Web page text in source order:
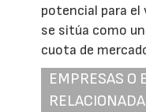
potencial para el
se sitúa como
cuota de
EMPRESAS O